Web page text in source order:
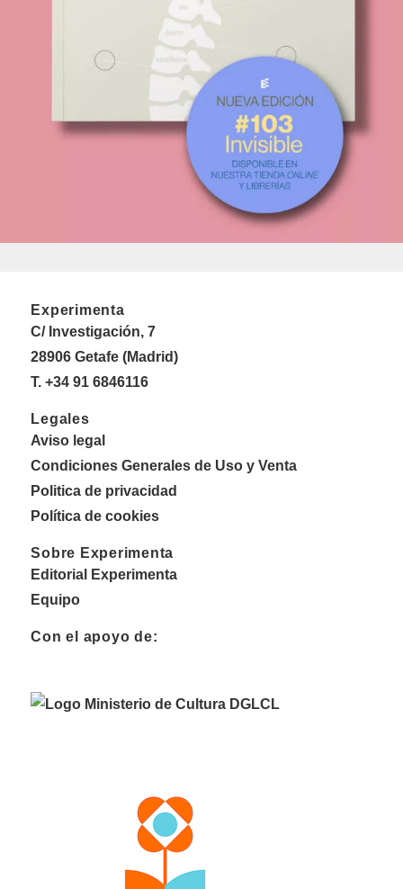
Experimenta
C/ Investigación, 7
28906 Getafe (Madrid)
T. +34 91 6846116
Legales
Aviso legal
Condiciones Generales de Uso y Venta
Politica de privacidad
Política de cookies
Sobre Experimenta
Editorial Experimenta
Equipo
Con el apoyo de: